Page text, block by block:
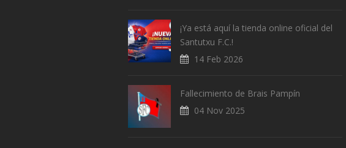
¡Ya está aquí la tienda online oficial del
Santutxu F.C.!
14 Feb 2026
Fallecimiento de Brais Pampín
04 Nov 2025